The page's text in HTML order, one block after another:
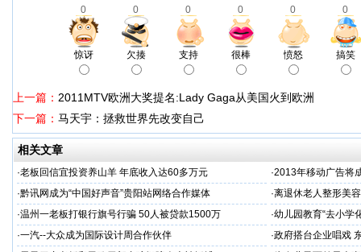
0 0 0 0 0 0
惊讶 欠揍 支持 很棒 愤怒 搞笑
上一篇： 2011MTV欧洲大奖提名:Lady Gaga从美国火到欧洲
下一篇： 马天宇：拯救世界先改变自己
相关文章
·老板回信宜投资养山羊 年底收入达60多万元 ·2013年移动广告将
·黔讯网成为“中国好声音”贵阳站网络合作媒体 ·离退休老人整形美
·温州一老板打银行旗号行骗 50人被贷款1500万 ·幼儿园教育“去小学
·一汽--大众成为国际设计周合作伙伴 ·政府搭台企业唱戏